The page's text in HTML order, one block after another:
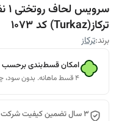
ترکاز(Turkaz) کد 1073
برند:ترکاز
امکان قسط‌بندی برحسب
۴ قسط ماهانه. بدون سود، چک و ضامن.
3 سال تضمین کیفیت شرکت ترکاز